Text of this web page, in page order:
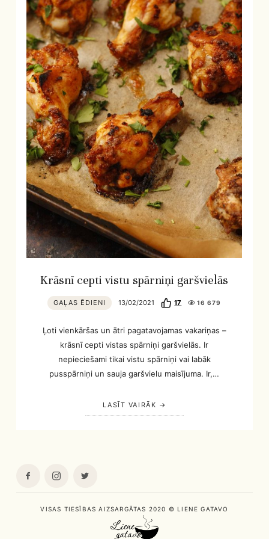
Krāsnī cepti vistu spārniņi garšvielās
GAĻAS ĒDIENI 13/02/2021 17 16 679
Ļoti vienkāršas un ātri pagatavojamas vakariņas –
krāsnī cepti vistas spārniņi garšvielās. Ir
nepieciešami tikai vistu spārniņi vai labāk
pusspārniņi un sauja garšvielu maisījuma. Ir,…
LASĪT VAIRĀK
VISAS TIESĪBAS AIZSARGĀTAS 2020 © LIENE GATAVO